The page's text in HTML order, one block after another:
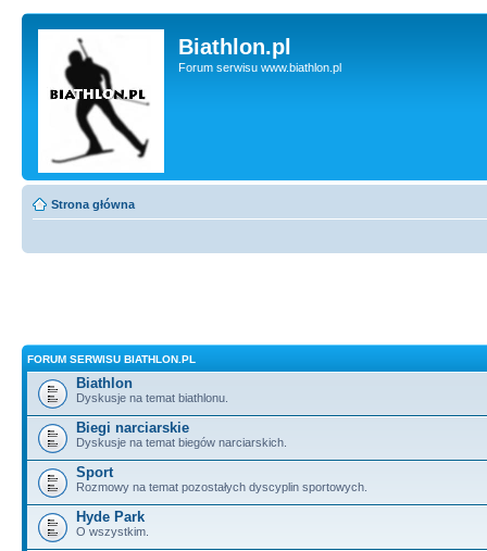
Biathlon.pl
Forum serwisu www.biathlon.pl
Strona główna
FORUM SERWISU BIATHLON.PL
Biathlon
Dyskusje na temat biathlonu.
Biegi narciarskie
Dyskusje na temat biegów narciarskich.
Sport
Rozmowy na temat pozostałych dyscyplin sportowych.
Hyde Park
O wszystkim.